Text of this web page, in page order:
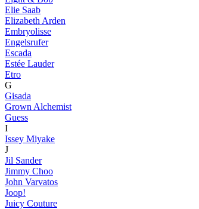
Elie Saab
Elizabeth Arden
Embryolisse
Engelsrufer
Escada
Estée Lauder
Etro
G
Gisada
Grown Alchemist
Guess
I
Issey Miyake
J
Jil Sander
Jimmy Choo
John Varvatos
Joop!
Juicy Couture